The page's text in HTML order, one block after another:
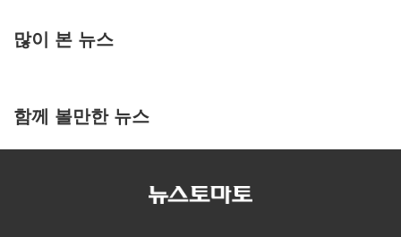
많이 본 뉴스
함께 볼만한 뉴스